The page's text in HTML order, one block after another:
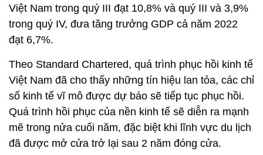
Việt Nam trong quý III đạt 10,8% và quý III và 3,9%
trong quý IV, đưa tăng trưởng GDP cả năm 2022
đạt 6,7%.
Theo Standard Chartered, quá trình phục hồi kinh tế
Việt Nam đã cho thấy những tín hiệu lan tỏa, các chỉ
số kinh tế vĩ mô được dự báo sẽ tiếp tục phục hồi.
Quá trình hồi phục của nền kinh tế sẽ diễn ra mạnh
mẽ trong nửa cuối năm, đặc biệt khi lĩnh vực du lịch
đã được mở cửa trở lại sau 2 năm đóng cửa.